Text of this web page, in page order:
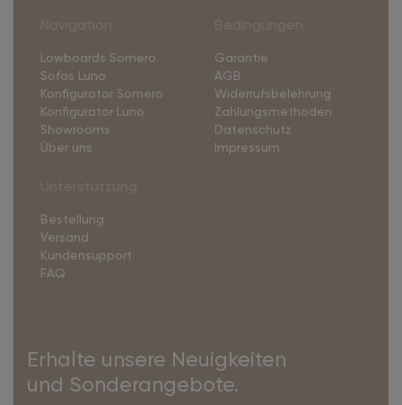
Lowboards Somero
Sofas Luno
Konfigurator Somero
Konfigurator Luno
Showrooms
Über uns
Garantie
AGB
Widerrufsbelehrung
Zahlungsmethoden
Datenschutz
Impressum
Bestellung
Versand
Kundensupport
FAQ
Erhalte unsere Neuigkeiten
und Sonderangebote.